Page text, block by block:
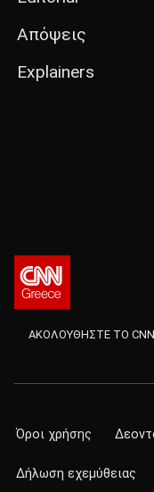
Απόψεις
Explainers
ΑΚΟΛΟΥΘΗΣΤΕ ΤΟ
Όροι χρήσης
Δήλωση εχεμύθειας